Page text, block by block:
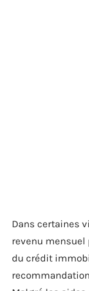
Dans certaines
revenu mensuel
du crédit